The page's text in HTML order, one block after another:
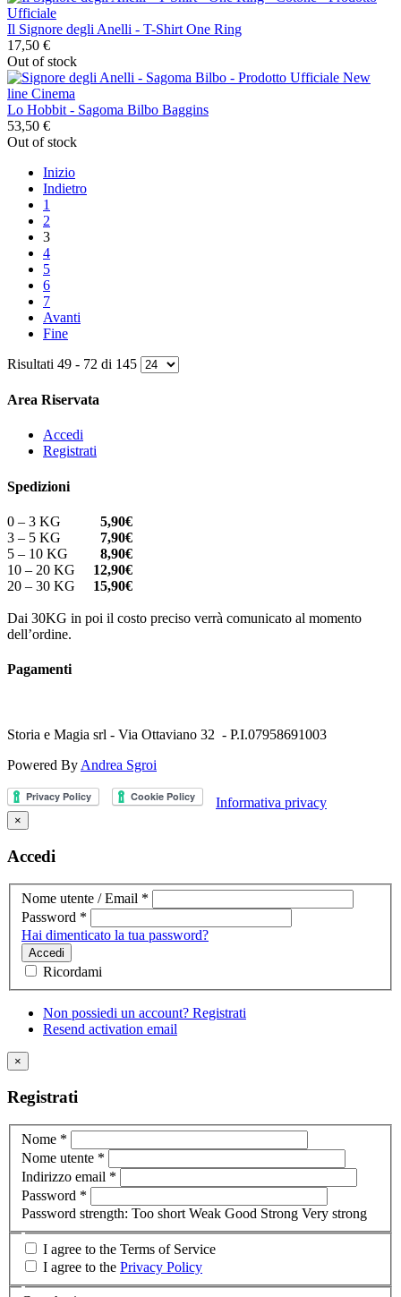
Il Signore degli Anelli - T-Shirt One Ring
17,50 €
Out of stock
Lo Hobbit - Sagoma Bilbo Baggins
53,50 €
Out of stock
Inizio
Indietro
1
2
3
4
5
6
7
Avanti
Fine
Risultati 49 - 72 di 145
Area Riservata
Accedi
Registrati
Spedizioni
0 – 3 KG 5,90€
3 – 5 KG 7,90€
5 – 10 KG 8,90€
10 – 20 KG 12,90€
20 – 30 KG 15,90€
Dai 30KG in poi il costo preciso verrà comunicato al momento
dell’ordine.
Pagamenti
Storia e Magia srl - Via Ottaviano 32 - P.I.07958691003
Powered ByAndrea Sgroi
Informativa privacy
×
Accedi
Nome utente / Email *
Password *
Hai dimenticato la tua password?
Accedi
Ricordami
Non possiedi un account? Registrati
Resend activation email
×
Registrati
Nome *
Nome utente *
Indirizzo email *
Password *
Password strength: Too short Weak Good Strong Very strong
I agree to the Terms of Service
I agree to the Privacy Policy